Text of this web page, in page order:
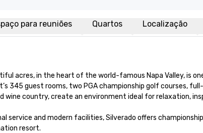
para reuniões Quartos Localização
acres, in the heart of the world-famous Napa Valley, is
345 guest rooms, two PGA championship golf courses,
wine country, create an environment ideal for relaxation,
service and modern facilities, Silverado offers
resort.